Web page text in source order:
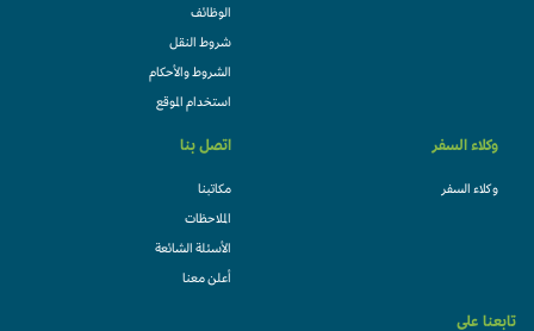
الوظائف
شروط النقل
الشروط والأحكام
استخدام الموقع
وكلاء السفر
وكلاء السفر
اتصل بنا
مكاتبنا
الملاحظات
الأسئلة الشائعة
أعلن معنا
تابعنا على